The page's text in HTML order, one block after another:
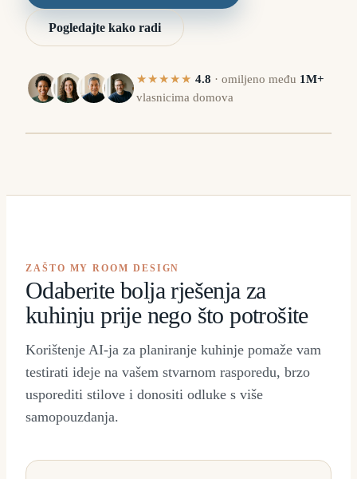
Pogledajte kako radi
★★★★★ 4.8 · omiljeno među 1M+
vlasnicima domova
PRIJE
⇔
ZAŠTO MY ROOM DESIGN
Odaberite bolja rješenja za
kuhinju prije nego što potrošite
Korištenje AI-ja za planiranje kuhinje pomaže vam
testirati ideje na vašem stvarnom rasporedu, brzo
usporediti stilove i donositi odluke s više
samopouzdanja.